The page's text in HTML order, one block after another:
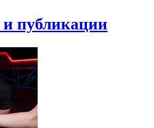
и публикации